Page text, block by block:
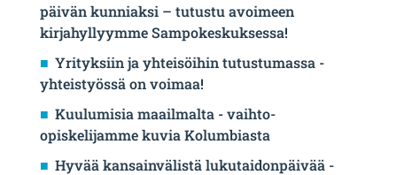
päivän kunniaksi – tutustu avoimeen
kirjahyllyymme Sampokeskuksessa!
Yrityksiin ja yhteisöihin tutustumassa -
yhteistyössä on voimaa!
Kuulumisia maailmalta - vaihto-
opiskelijamme kuvia Kolumbiasta
Hyvää kansainvälistä lukutaidonpäivää -